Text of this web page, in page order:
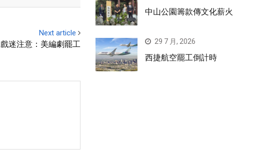
Next article
戲迷注意：美編劇罷工
中山公園籌款傳文化薪火
29 7 月, 2026
西捷航空罷工倒計時